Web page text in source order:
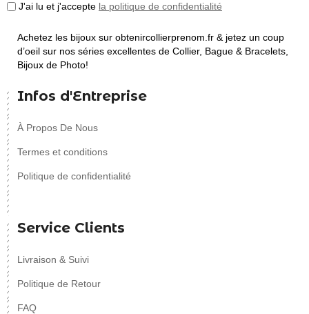
J'ai lu et j'accepte la politique de confidentialité
Achetez les bijoux sur obtenircollierprenom.fr & jetez un coup
d’oeil sur nos séries excellentes de Collier, Bague & Bracelets,
Bijoux de Photo!
Infos d'Entreprise
À Propos De Nous
Termes et conditions
Politique de confidentialité
Service Clients
Livraison & Suivi
Politique de Retour
FAQ